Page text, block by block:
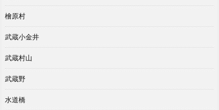
檜原村
武蔵小金井
武蔵村山
武蔵野
水道橋